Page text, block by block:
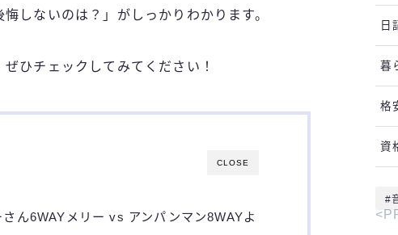
しないのは？」がしっかりわかります。
ひチェックしてみてください！
CLOSE
ん6WAYメリー vs アンパンマン8WAYよ
日
暮
格
資